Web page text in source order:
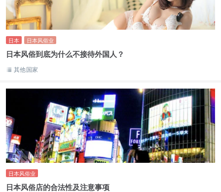
日本 日本风俗业
日本风俗到底为什么不接待外国人？
其他国家
日本风俗业
日本风俗店的合法性及注意事项